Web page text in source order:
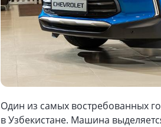
Один из самых востребованных
в Узбекистане. Машина